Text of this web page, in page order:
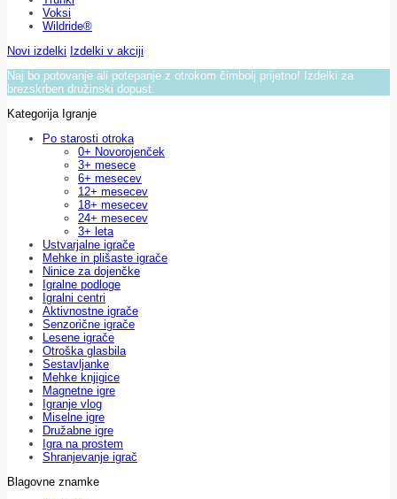
Voksi
Wildride®
Novi izdelki Izdelki v akciji
Naj bo potovanje ali potepanje z otrokom čimbolj prijetno! Izdelki za
brezskrben družinski dopust.
Kategorija Igranje
Po starosti otroka
0+ Novorojenček
3+ mesece
6+ mesecev
12+ mesecev
18+ mesecev
24+ mesecev
3+ leta
Ustvarjalne igrače
Mehke in plišaste igrače
Ninice za dojenčke
Igralne podloge
Igralni centri
Aktivnostne igrače
Senzorične igrače
Lesene igrače
Otroška glasbila
Sestavljanke
Mehke knjigice
Magnetne igre
Igranje vlog
Miselne igre
Družabne igre
Igra na prostem
Shranjevanje igrač
Blagovne znamke